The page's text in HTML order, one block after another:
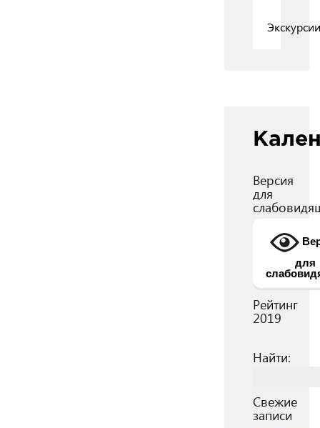
Экскурсии
Версия
для
для
Рейтинг
2019
Найти:
Свежие
записи